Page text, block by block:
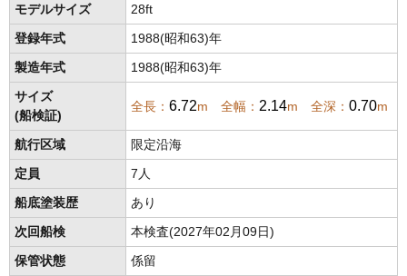
モデルサイズ 28ft
登録年式 1988(昭和63)年
製造年式 1988(昭和63)年
サイズ
(船検証)
全長： 6.72m 全幅： 2.14m 全深： 0.70m
航行区域 限定沿海
定員 7人
船底塗装歴 あり
次回船検 本検査(2027年02月09日)
保管状態 係留